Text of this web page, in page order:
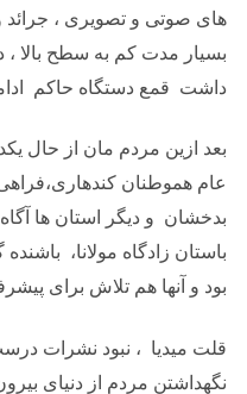
های صوتی و تصویری ، جرائد
بسیار مدت کم به سطح بالا
داشت قمع دستگاه حاکم
بعد ازین مردم مان از حال
عام هموطنان
بدخشان و دیگر استان ها
باستان زادگاه مولانا،
بود و آنها هم تلاش برای
قلت میدیا ، نبود نشرات
نگهداشتن مردم از دنیای